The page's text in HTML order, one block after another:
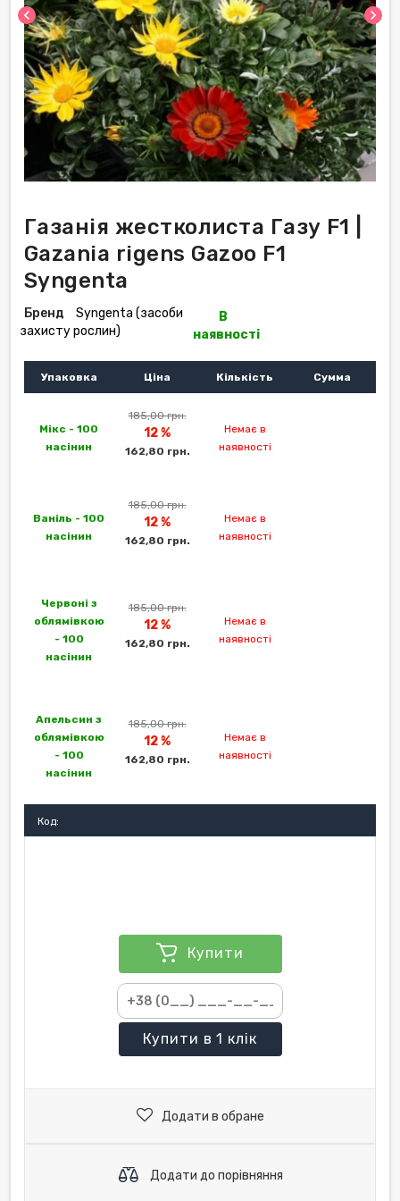
chevron_left chevron_right
Газанія жестколиста Газу F1 |
Gazania rigens Gazoo F1
Syngenta
Бренд
Syngenta (засоби
захисту рослин)
В
наявності
Упаковка Ціна Кількість Сумма
Мікс - 100
насінин
185,00 грн.
12 %
162,80 грн.
Немає в
наявності
Ваніль - 100
насінин
185,00 грн.
12 %
162,80 грн.
Немає в
наявності
Червоні з
облямівкою
- 100
насінин
185,00 грн.
12 %
162,80 грн.
Немає в
наявності
Апельсин з
облямівкою
- 100
насінин
185,00 грн.
12 %
162,80 грн.
Немає в
наявності
Код:
Купити
Купити в 1 клік
Додати в обране
Додати до порівняння